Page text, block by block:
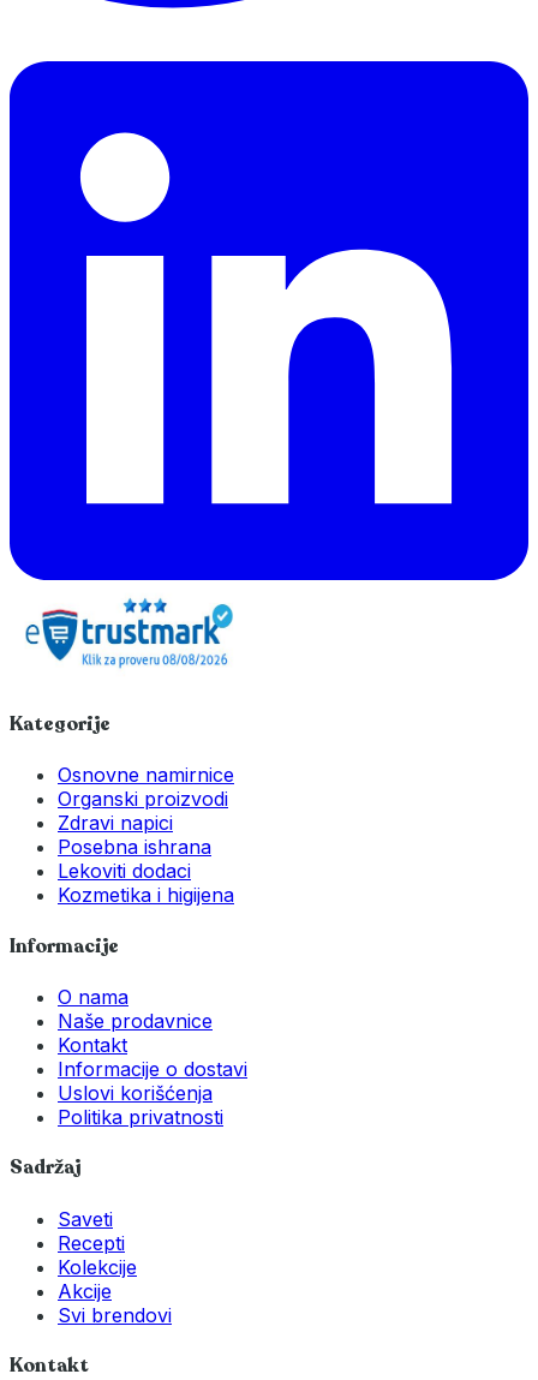
Kategorije
Osnovne namirnice
Organski proizvodi
Zdravi napici
Posebna ishrana
Lekoviti dodaci
Kozmetika i higijena
Informacije
O nama
Naše prodavnice
Kontakt
Informacije o dostavi
Uslovi korišćenja
Politika privatnosti
Sadržaj
Saveti
Recepti
Kolekcije
Akcije
Svi brendovi
Kontakt